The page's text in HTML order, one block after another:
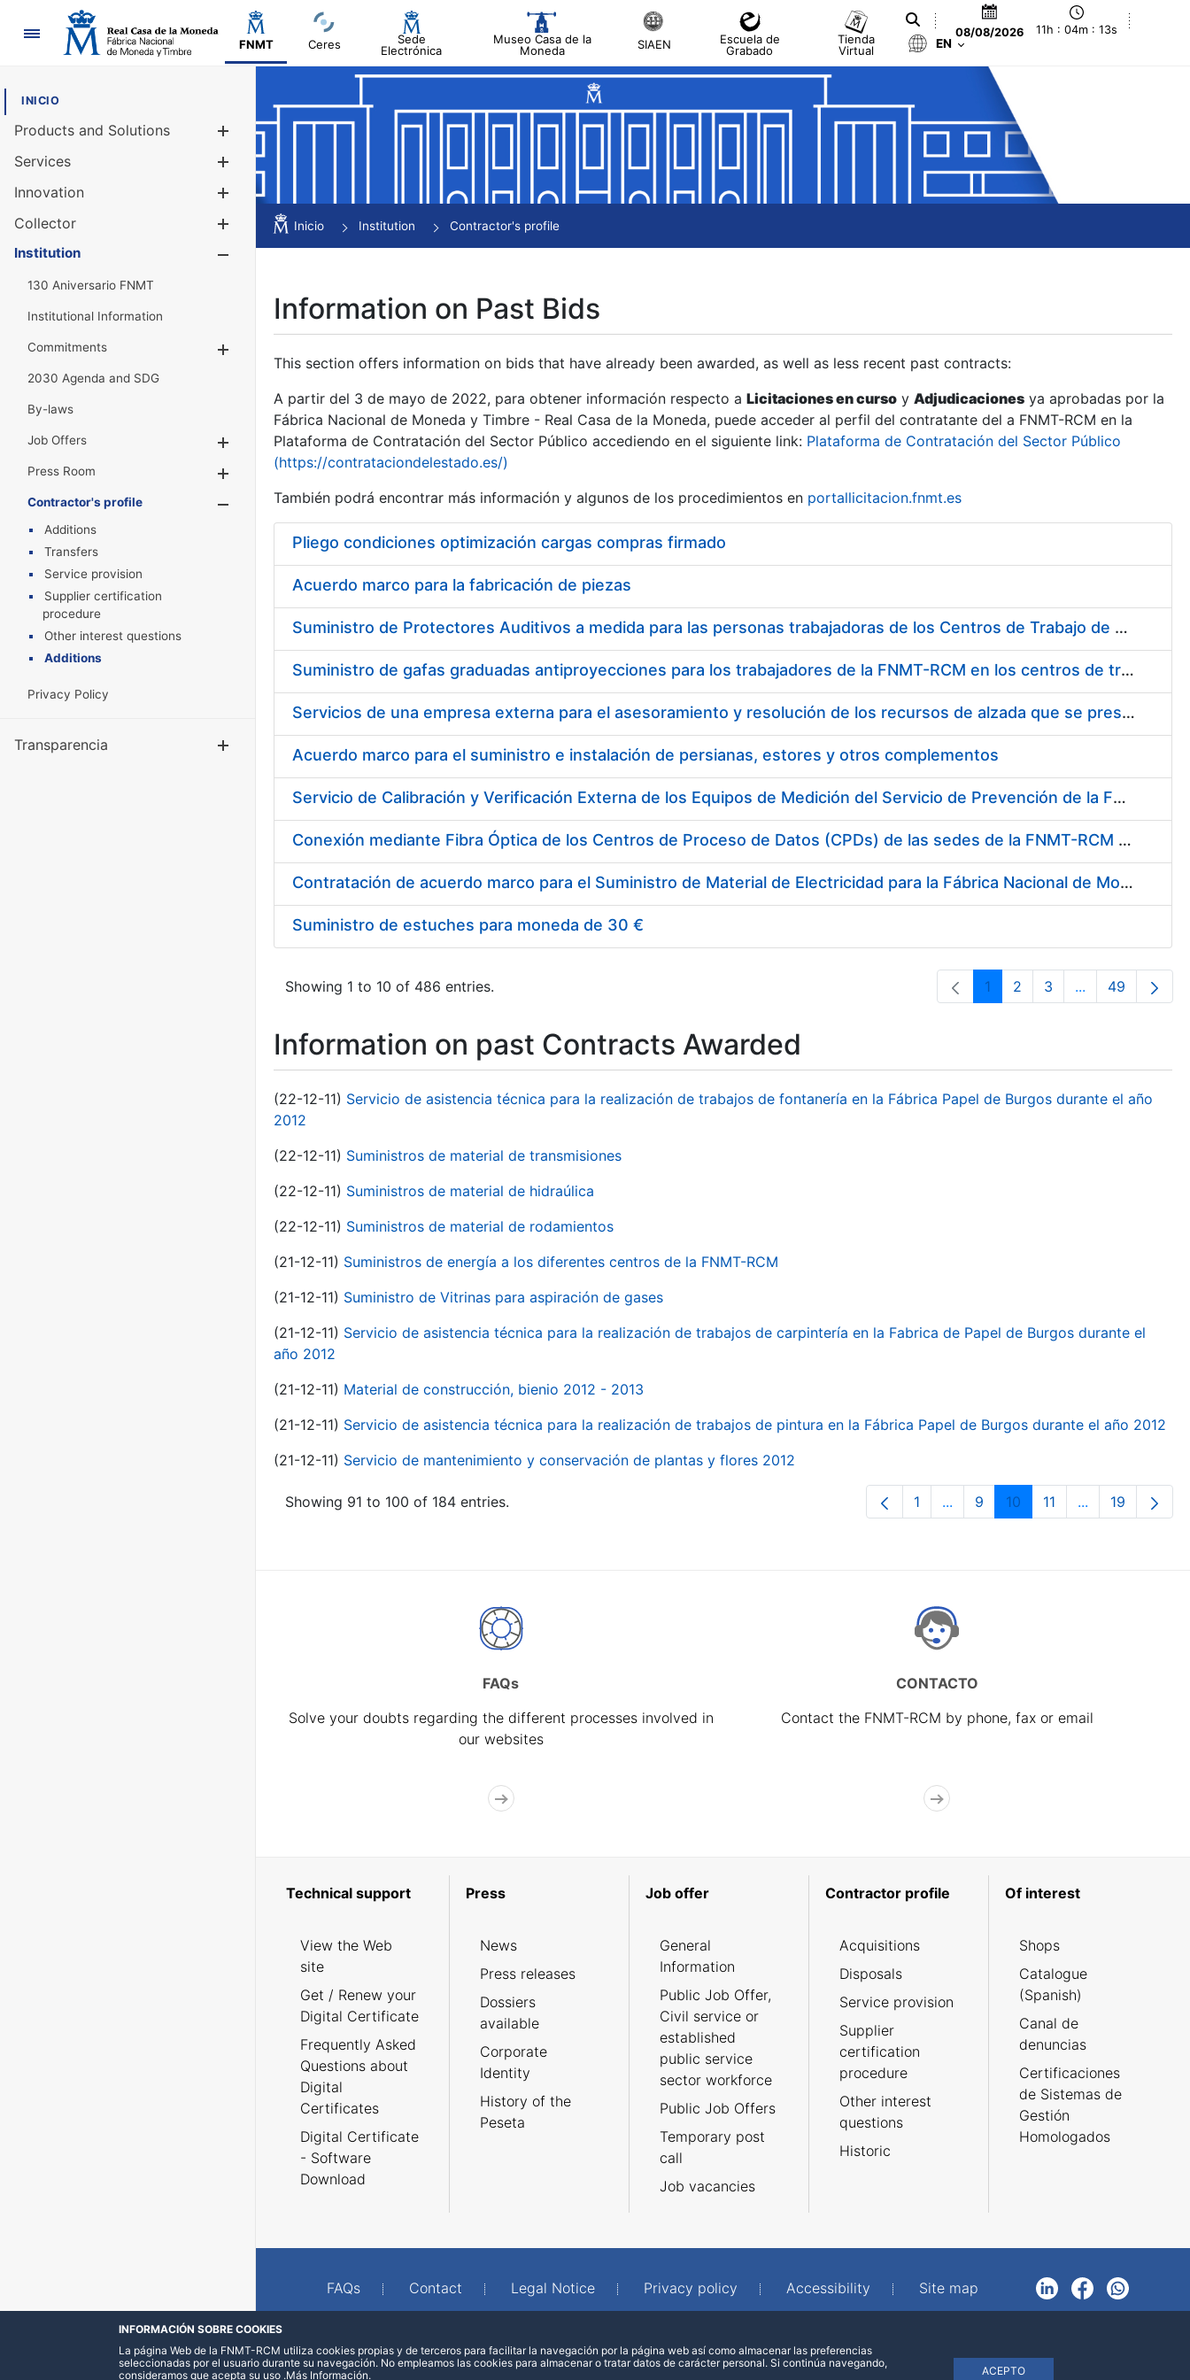
Navigation
FNMT Ceres
Sede
Electrónica
Museo Casa de la
Moneda
SIAEN
Escuela de
Grabado
Tienda
Virtual
08/08/2026 11h : 04m : 14s
EN
INICIO
Products and Solutions
Services
Innovation
Collector
Show/Hide
Institution
130 Aniversario FNMT
Institutional Information
Commitments
2030 Agenda and SDG
By-laws
Job Offers
Show/Hide
Press Room
Show/Hide
Contractor's profile
Show/Hide
Additions
Transfers
Service provision
Supplier certification
procedure
Other interest questions
Additions
Privacy Policy
Transparencia Show/Hide
Inicio Institution Contractor's profile
Information on Past Bids
This section offers information on bids that have already been awarded, as well as less recent past contracts:
A partir del 3 de mayo de 2022, para obtener información respecto a Licitaciones en curso y Adjudicaciones ya aprobadas por la
Fábrica Nacional de Moneda y Timbre - Real Casa de la Moneda, puede acceder al perfil del contratante del a FNMT-RCM en la
Plataforma de Contratación del Sector Público accediendo en el siguiente link: Plataforma de Contratación del Sector Público
(https://contrataciondelestado.es/)
También podrá encontrar más información y algunos de los procedimientos en portallicitacion.fnmt.es
Pliego condiciones optimización cargas compras firmado
Acuerdo marco para la fabricación de piezas
Suministro de Protectores Auditivos a medida para las personas trabajadoras de los Centros de Trabajo de Madrid y Burgos
Suministro de gafas graduadas antiproyecciones para los trabajadores de la FNMT-RCM en los centros de trabajo de Madrid y Burgos
Servicios de una empresa externa para el asesoramiento y resolución de los recursos de alzada que se presentan relacionados con procesos de selección para la FNMT-RCM
Acuerdo marco para el suministro e instalación de persianas, estores y otros complementos
Servicio de Calibración y Verificación Externa de los Equipos de Medición del Servicio de Prevención de la FNMT-RCM
Conexión mediante Fibra Óptica de los Centros de Proceso de Datos (CPDs) de las sedes de la FNMT-RCM de Burgos y Madrid
Contratación de acuerdo marco para el Suministro de Material de Electricidad para la Fábrica Nacional de Moneda y Timbre-Real Casa de la Moneda en su centro de trabajo de Burgos
Suministro de estuches para moneda de 30 €
Showing 1 to 10 of 486 entries. Page
1 Page
2 Page
3 ...Intermediate
Page
49
Information on past Contracts Awarded
(22-12-11) Servicio de asistencia técnica para la realización de trabajos de fontanería en la Fábrica Papel de Burgos durante el año
2012
(22-12-11) Suministros de material de transmisiones
(22-12-11) Suministros de material de hidraúlica
(22-12-11) Suministros de material de rodamientos
(21-12-11) Suministros de energía a los diferentes centros de la FNMT-RCM
(21-12-11) Suministro de Vitrinas para aspiración de gases
(21-12-11) Servicio de asistencia técnica para la realización de trabajos de carpintería en la Fabrica de Papel de Burgos durante el
año 2012
(21-12-11) Material de construcción, bienio 2012 - 2013
(21-12-11) Servicio de asistencia técnica para la realización de trabajos de pintura en la Fábrica Papel de Burgos durante el año 2012
(21-12-11) Servicio de mantenimiento y conservación de plantas y flores 2012
Showing 91 to 100 of 184 entries. Page
1 ...Intermediate Pages Use TAB to
Page
9 Page
10 Page
11 ...Intermediate
Page
19
FAQs
Solve your doubts regarding the different processes involved in
our websites
CONTACTO
Contact the FNMT-RCM by phone, fax or email
Technical support
View the Web
site
Get / Renew your
Digital Certificate
Frequently Asked
Questions about
Digital
Certificates
Digital Certificate
- Software
Download
Press
News
Press releases
Dossiers
available
Corporate
Identity
History of the
Peseta
Job offer
General
Information
Public Job Offer,
Civil service or
established
public service
sector workforce
Public Job Offers
Temporary post
call
Job vacancies
Contractor profile
Acquisitions
Disposals
Service provision
Supplier
certification
procedure
Other interest
questions
Historic
Of interest
Shops
Catalogue
(Spanish)
Canal de
denuncias
Certificaciones
de Sistemas de
Gestión
Homologados
FAQs Contact Legal Notice Privacy policy Accessibility Site map
LinkedInFacebookWhatsApp
INFORMACIÓN SOBRE COOKIES
La página Web de la FNMT-RCM utiliza cookies propias y de terceros para facilitar la navegación por la página web así como almacenar las preferencias
seleccionadas por el usuario durante su navegación. No empleamos las cookies para almacenar o tratar datos de carácter personal. Si continúa navegando,
consideramos que acepta su uso
ACEPTO
.Más Información.